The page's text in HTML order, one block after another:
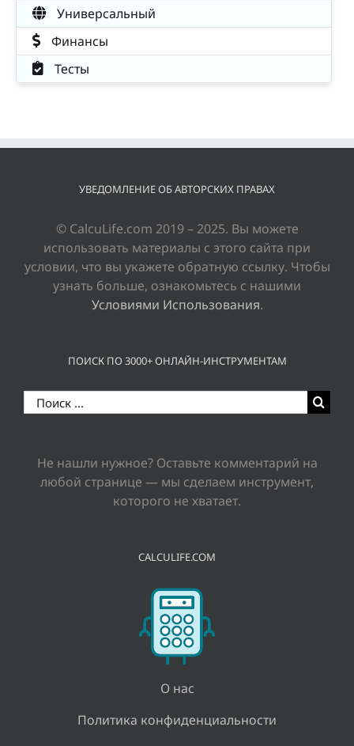
Универсальный
Финансы
Тесты
УВЕДОМЛЕНИЕ ОБ АВТОРСКИХ ПРАВАХ
© CalcuLife.com 2019 – 2025. Вы можете
использовать материалы с этого сайта при
условии, что вы укажете обратную ссылку. Чтобы
узнать больше, ознакомьтесь с нашими
Условиями Использования.
ПОИСК ПО 3000+ ОНЛАЙН-ИНСТРУМЕНТАМ
Результат
поиска:
Не нашли нужное? Оставьте комментарий на
любой странице — мы сделаем инструмент,
которого не хватает.
CALCULIFE.COM
О нас
Политика конфиденциальности